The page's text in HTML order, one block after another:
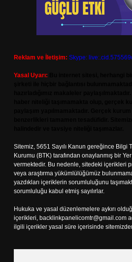
Reklam ve İletişim: Skype:
Yasal Uyarı:
Sitemiz, 5651 Sayılı Kanun gereğince Bilgi
Kurumu (BTK) tarafından onaylanmış bir
vermektedir. Bu nedenle, sitedeki içerikleri
veya araştırma yükümlülüğümüz
yazdıkları içeriklerin sorumluluğunu
sorumluluğu kabul etmiş sayılırlar.
Hukuka ve yasal düzenlemelere aykırı
içerikleri, backlinkpanelicomtr@gmail.com
ilgili içerikler yasal süre içerisinde sitemizden